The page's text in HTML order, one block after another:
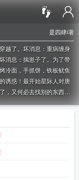
是四肆/著
越了。坏消息：重病缠身
消息：揣崽子了。为了带
冷面，手抓饼，铁板鱿鱼
诱惑！最开始星际人对唐
，又何必去找别的东西填
摊主掀开了盖子后香味飘
文免费阅读
趣阁